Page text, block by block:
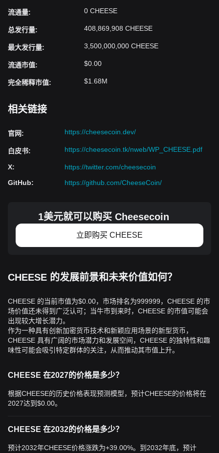
流通量: 0 CHEESE
总发行量: 408,869,908 CHEESE
最大发行量: 3,500,000,000 CHEESE
流通市值: $0.00
完全稀释市值: $1.68M
相关链接
官网: https://cheesecoin.dev/
白皮书: https://cheesecoin.tk/nweb/WP_CHEESE.pdf
X:
https://twitter.com/cheesecoin
GitHub: https://github.com/CheeseCoin/
1美元就可以购买 Cheesecoin
立即购买 CHEESE
CHEESE 的发展前景和未来价值如何？
CHEESE 的当前市值为$0.00，市场排名为999999，CHEESE 的市
场价值还未得到广泛认可；当牛市到来时，CHEESE 的市值可能会
出现较大增长潜力。
作为一种具有创新加密货币技术和新颖应用场景的新型货币，
CHEESE 具有广阔的市场潜力和发展空间，CHEESE 的独特性和趣
味性可能会吸引特定群体的关注，从而推动其市值上升。
CHEESE 在2027的价格是多少？
根据CHEESE的历史价格表现预测模型，预计CHEESE的价格将在
2027达到 $0.00。
CHEESE 在2032的价格是多少？
预计2032年CHEESE价格涨跌为+39.00%。到2032年底，预计